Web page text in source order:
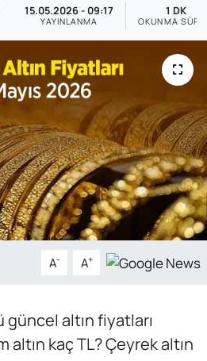
15.05.2026 - 09:17
YAYINLANMA
1 DK
OKUNMA
A- A+
güncel altın fiyatları
altın kaç TL? Çeyrek altın